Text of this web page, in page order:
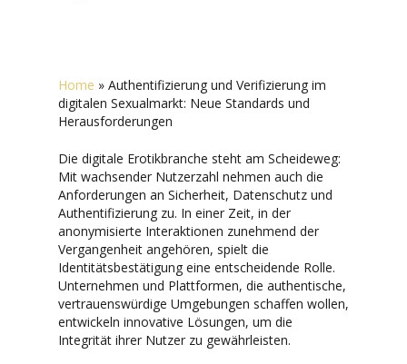
Home » Authentifizierung und Verifizierung im
digitalen Sexualmarkt: Neue Standards und
Herausforderungen
Die digitale Erotikbranche steht am Scheideweg:
Mit wachsender Nutzerzahl nehmen auch die
Anforderungen an Sicherheit, Datenschutz und
Authentifizierung zu. In einer Zeit, in der
anonymisierte Interaktionen zunehmend der
Vergangenheit angehören, spielt die
Identitätsbestätigung eine entscheidende Rolle.
Unternehmen und Plattformen, die authentische,
vertrauenswürdige Umgebungen schaffen wollen,
entwickeln innovative Lösungen, um die
Integrität ihrer Nutzer zu gewährleisten.